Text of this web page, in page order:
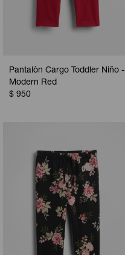
Pantalòn Cargo Toddler Niño -
Modern Red
$ 950